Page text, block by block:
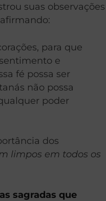
suas observações
para que
e
fé possa ser
não possa
poder
dos
limpos em todos os
sagradas que